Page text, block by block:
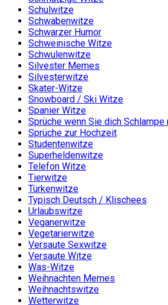
Schulwitze
Schwabenwitze
Schwarzer Humor
Schweinische Witze
Schwulenwitze
Silvester Memes
Silvesterwitze
Skater-Witze
Snowboard / Ski Witze
Spanier Witze
Sprüche wenn Sie dich Schlampe
Sprüche zur Hochzeit
Studentenwitze
Superheldenwitze
Telefon Witze
Tierwitze
Türkenwitze
Typisch Deutsch / Klischees
Urlaubswitze
Veganerwitze
Vegetarierwitze
Versaute Sexwitze
Versaute Witze
Was-Witze
Weihnachten Memes
Weihnachtswitze
Wetterwitze